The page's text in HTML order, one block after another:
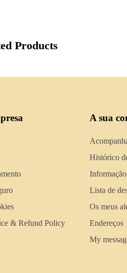
Products
& Refund Policy
A sua
Histórico
Informação
Lista de
Os meus
Endereços
My